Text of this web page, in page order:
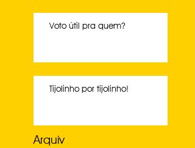
Voto útil pra quem?
Tijolinho por tijolinho!
Arquiv